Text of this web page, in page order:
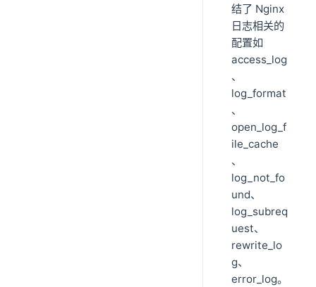
结了 Nginx
日志相关的
配置如
access_log
、
log_format
、
open_log_f
ile_cache
、
log_not_fo
und、
log_subreq
uest、
rewrite_lo
g、
error_log。